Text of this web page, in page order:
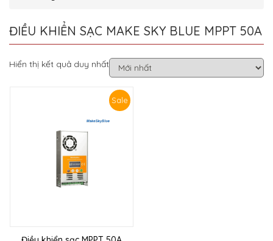
ĐIỀU KHIỂN SẠC MAKE SKY BLUE MPPT 50A
Hiển thị kết quả duy nhất
Sale